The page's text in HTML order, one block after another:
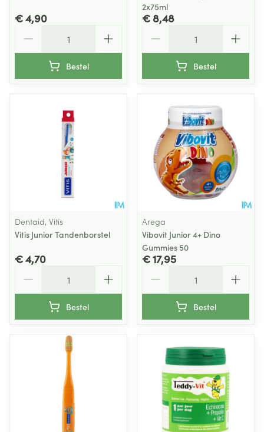
€ 4,90
Bestel
2x75ml
€ 8,48
Bestel
Dentaid, Vitis
Vitis Junior Tandenborstel
€ 4,70
Bestel
Arega
Vibovit Junior 4+ Dino
Gummies 50
€ 17,95
Bestel